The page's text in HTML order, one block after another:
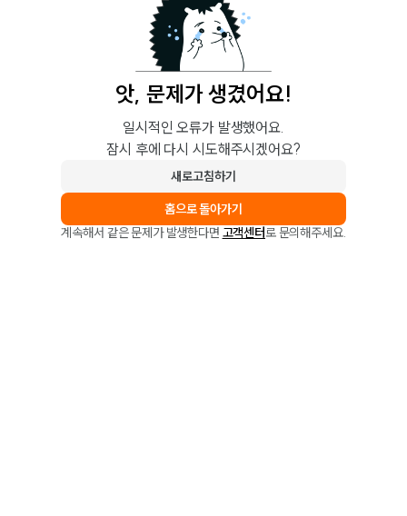
앗, 문제가 생겼어요!
일시적인 오류가 발생했어요.
잠시 후에 다시 시도해주시겠어요?
새로고침하기
홈으로 돌아가기
계속해서 같은 문제가 발생한다면 고객센터로 문의해주세요.